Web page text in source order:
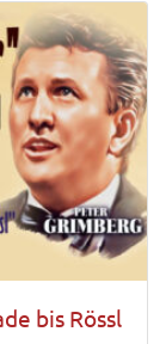
bis Rössl